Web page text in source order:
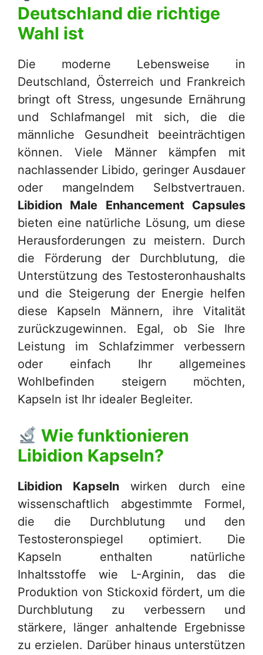
Deutschland die richtige
Wahl ist
Die moderne Lebensweise in
Deutschland, Österreich und Frankreich
bringt oft Stress, ungesunde Ernährung
und Schlafmangel mit sich, die die
männliche Gesundheit beeinträchtigen
können. Viele Männer kämpfen mit
nachlassender Libido, geringer Ausdauer
oder mangelndem Selbstvertrauen.
Libidion Male Enhancement Capsules
bieten eine natürliche Lösung, um diese
Herausforderungen zu meistern. Durch
die Förderung der Durchblutung, die
Unterstützung des Testosteronhaushalts
und die Steigerung der Energie helfen
diese Kapseln Männern, ihre Vitalität
zurückzugewinnen. Egal, ob Sie Ihre
Leistung im Schlafzimmer verbessern
oder einfach Ihr allgemeines
Wohlbefinden steigern möchten,
Kapseln ist Ihr idealer Begleiter.
Wie funktionieren
Libidion Kapseln?
Libidion Kapseln wirken durch eine
wissenschaftlich abgestimmte Formel,
die die Durchblutung und den
Testosteronspiegel optimiert. Die
Kapseln enthalten natürliche
Inhaltsstoffe wie L-Arginin, das die
Produktion von Stickoxid fördert, um die
Durchblutung zu verbessern und
stärkere, länger anhaltende Ergebnisse
zu erzielen. Darüber hinaus unterstützen